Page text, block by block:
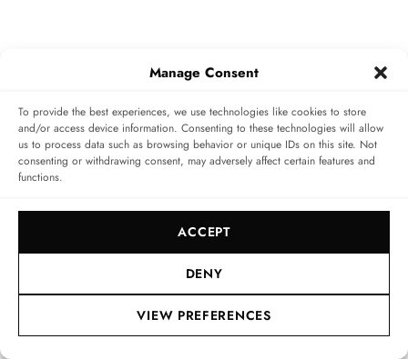
Manage Consent
To provide the best experiences, we use technologies like cookies to store
and/or access device information. Consenting to these technologies will allow
us to process data such as browsing behavior or unique IDs on this site. Not
consenting or withdrawing consent, may adversely affect certain features and
functions.
ACCEPT
DENY
VIEW PREFERENCES
Ob zu meiner Nudie Lean Dean Dry Japan Selvage im
angesagten Double Denim Look, zum Fischgrät-Sakko
oder meinem Vintage Military Parka, diese Uhr stellt
nahezu die perfekte Ergänzung für einen klassischen,
maskulinen Look dar und bleibt dabei ein Show-
Stopper. Als kleinen Side-Gag musste ich natürlich
mein ST Dupont massives Silberfeuerzeug mit
ebensolchen Clou-de Paris-Muster mitnehmen, dass es